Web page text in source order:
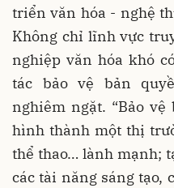
triển văn hóa - nghệ
Không chỉ lĩnh vực
nghiệp văn hóa khó
tác bảo vệ bản
nghiêm ngặt. “Bảo
hình thành một thị
thể thao… lành mạnh;
các tài năng sáng tạo,